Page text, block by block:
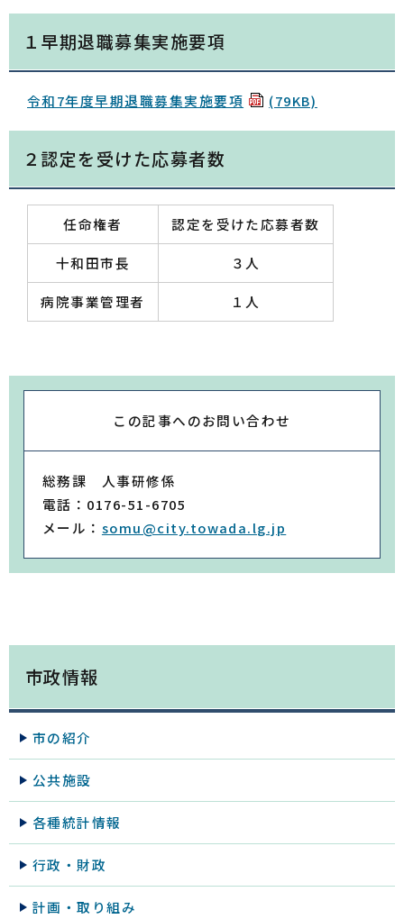
１早期退職募集実施要項
令和7年度早期退職募集実施要項 (79KB)
２認定を受けた応募者数
任命権者 認定を受けた応募者数
十和田市長 ３人
病院事業管理者 １人
この記事へのお問い合わせ
総務課 人事研修係
電話：0176-51-6705
メール： somu@city.towada.lg.jp
市政情報
市の紹介
公共施設
各種統計情報
行政・財政
計画・取り組み